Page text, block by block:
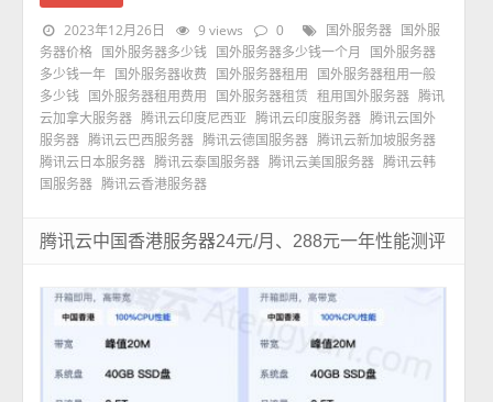
2023年12月26日 9 views 0 国外服务器
国外服
务器价格
国外服务器多少钱 国外服务器多少钱一个月
国外服务器
多少钱一年
国外服务器收费 国外服务器租用
国外服务器租用一般
多少钱
国外服务器租用费用 国外服务器租赁 租用国外服务器 腾讯
云加拿大服务器 腾讯云印度尼西亚 腾讯云印度服务器 腾讯云国外
服务器 腾讯云巴西服务器 腾讯云德国服务器 腾讯云新加坡服务器
腾讯云日本服务器 腾讯云泰国服务器 腾讯云美国服务器 腾讯云韩
国服务器 腾讯云香港服务器
腾讯云中国香港服务器24元/月、288元一年性能测评